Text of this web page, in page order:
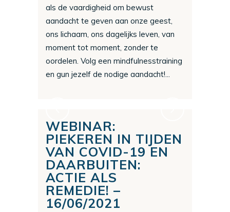
als de vaardigheid om bewust
aandacht te geven aan onze geest,
ons lichaam, ons dagelijks leven, van
moment tot moment, zonder te
oordelen. Volg een mindfulnesstraining
en gun jezelf de nodige aandacht!...
WEBINAR:
PIEKEREN IN TIJDEN
VAN COVID-19 EN
DAARBUITEN:
ACTIE ALS
REMEDIE! –
16/06/2021